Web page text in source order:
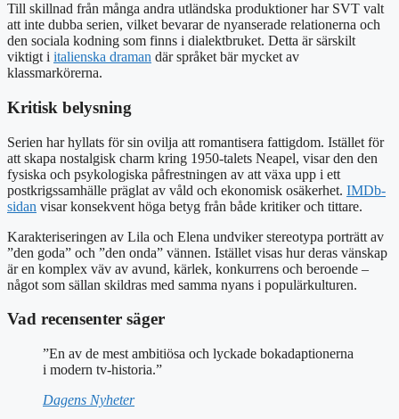
Till skillnad från många andra utländska produktioner har SVT valt
att inte dubba serien, vilket bevarar de nyanserade relationerna och
den sociala kodning som finns i dialektbruket. Detta är särskilt
viktigt i italienska draman där språket bär mycket av
klassmarkörerna.
Kritisk belysning
Serien har hyllats för sin ovilja att romantisera fattigdom. Istället för
att skapa nostalgisk charm kring 1950-talets Neapel, visar den den
fysiska och psykologiska påfrestningen av att växa upp i ett
postkrigssamhälle präglat av våld och ekonomisk osäkerhet. IMDb-
sidan visar konsekvent höga betyg från både kritiker och tittare.
Karakteriseringen av Lila och Elena undviker stereotypa porträtt av
”den goda” och ”den onda” vännen. Istället visas hur deras vänskap
är en komplex väv av avund, kärlek, konkurrens och beroende –
något som sällan skildras med samma nyans i populärkulturen.
Vad recensenter säger
”En av de mest ambitiösa och lyckade bokadaptionerna
i modern tv-historia.”
Dagens Nyheter